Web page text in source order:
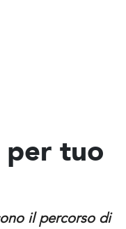
per tuo
il percorso di